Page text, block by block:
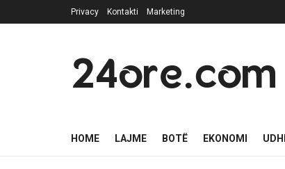
Privacy Kontakti Marketing
24ore.com
HOME LAJME BOTË EKONOMI